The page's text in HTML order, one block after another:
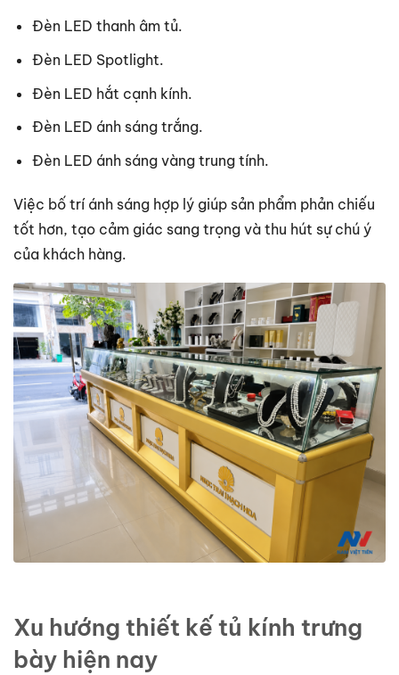
Đèn LED thanh âm tủ.
Đèn LED Spotlight.
Đèn LED hắt cạnh kính.
Đèn LED ánh sáng trắng.
Đèn LED ánh sáng vàng trung tính.
Việc bố trí ánh sáng hợp lý giúp sản phẩm phản chiếu
tốt hơn, tạo cảm giác sang trọng và thu hút sự chú ý
của khách hàng.
Xu hướng thiết kế tủ kính trưng
bày hiện nay